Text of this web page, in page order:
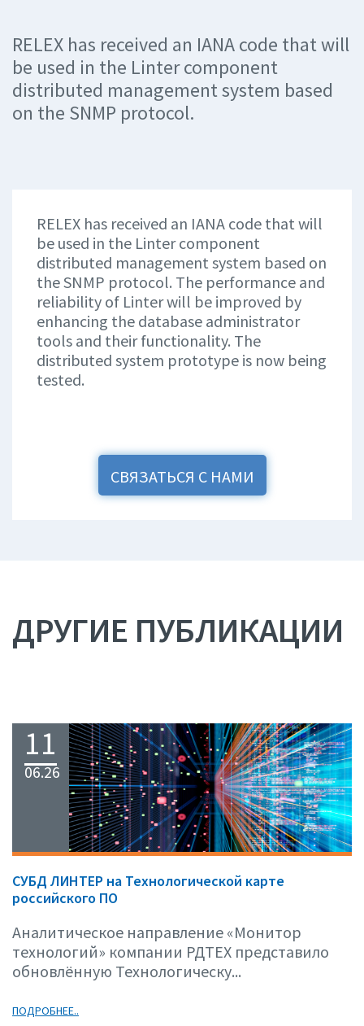
RELEX has received an IANA code that will
be used in the Linter component
distributed management system based
on the SNMP protocol.
RELEX has received an IANA code that will
be used in the Linter component
distributed management system based on
the SNMP protocol. The performance and
reliability of Linter will be improved by
enhancing the database administrator
tools and their functionality. The
distributed system prototype is now being
tested.
СВЯЗАТЬСЯ С НАМИ
ДРУГИЕ ПУБЛИКАЦИИ
11
06.26
СУБД ЛИНТЕР на Технологической карте
российского ПО
Аналитическое направление «Монитор
технологий» компании РДТЕХ представило
обновлённую Технологическу...
ПОДРОБНЕЕ..